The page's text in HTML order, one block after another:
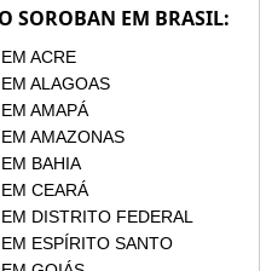
SOROBAN EM BRASIL:
ACRE
ALAGOAS
AMAPÁ
AMAZONAS
BAHIA
CEARÁ
DISTRITO FEDERAL
ESPÍRITO SANTO